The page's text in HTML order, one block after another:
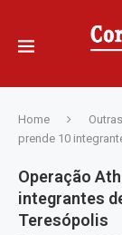
Home
prende 10
Operação
integrantes
Teresópolis